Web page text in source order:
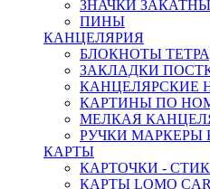
ЗНАЧКИ
ПИНЫ
КАНЦЕЛЯРИЯ
БЛОКНОТЫ
ЗАКЛАДКИ
КАНЦЕЛЯРСКИЕ
КАРТИНЫ ПО
МЕЛКАЯ
РУЧКИ МАРКЕРЫ
КАРТЫ
КАРТОЧКИ -
КАРТЫ LOMO